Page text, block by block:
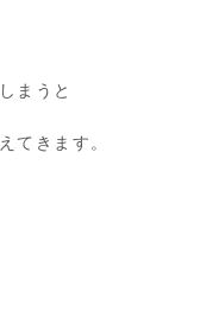
まうと
てきます。